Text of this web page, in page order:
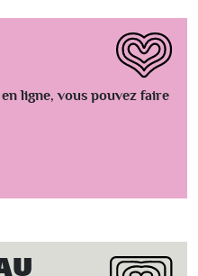
ligne, vous pouvez faire